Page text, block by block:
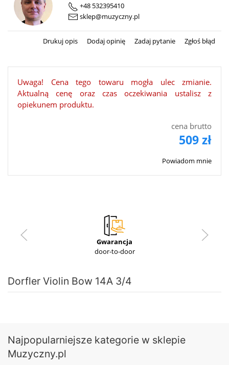
+48 532395410
sklep@muzyczny.pl
Drukuj opis Dodaj opinię Zadaj pytanie Zgłoś błąd
Uwaga! Cena tego towaru mogła ulec zmianie.
Aktualną cenę oraz czas oczekiwania ustalisz z
opiekunem produktu.
cena brutto
509 zł
Powiadom mnie
Gwarancja
door-to-door
Dorfler Violin Bow 14A 3/4
Najpopularniejsze kategorie w sklepie
Muzyczny.pl